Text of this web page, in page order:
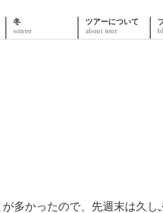
冬 ツアーについて
多かったので、先週末は久